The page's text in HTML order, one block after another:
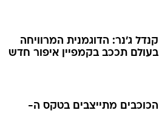
קנדל ג'נר: הדוגמנית המרוויחה
בעולם תככב בקמפיין איפור חדש
הכוכבים מתייצבים בטקס ה-